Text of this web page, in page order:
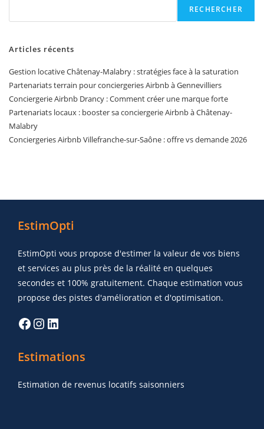
RECHERCHER
Articles récents
Gestion locative Châtenay-Malabry : stratégies face à la saturation
Partenariats terrain pour conciergeries Airbnb à Gennevilliers
Conciergerie Airbnb Drancy : Comment créer une marque forte
Partenariats locaux : booster sa conciergerie Airbnb à Châtenay-
Malabry
Conciergeries Airbnb Villefranche-sur-Saône : offre vs demande 2026
EstimOpti
EstimOpti vous propose d'estimer la valeur de vos biens
et services au plus près de la réalité en quelques
secondes et 100% gratuitement. Chaque estimation vous
propose des pistes d'amélioration et d'optimisation.
Estimations
Estimation de revenus locatifs saisonniers